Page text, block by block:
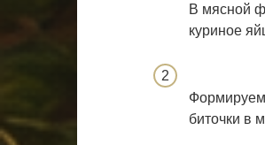
В мясной
куриное
биточки в